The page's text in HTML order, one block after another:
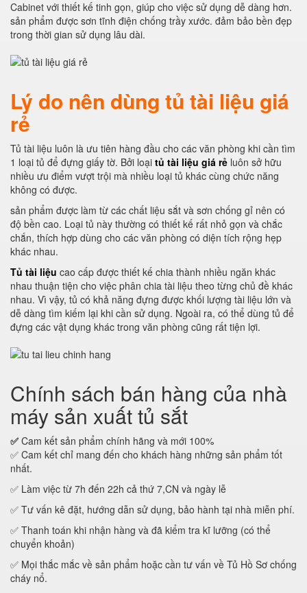
Cabinet với thiết kế tinh gọn, giúp cho việc sử dụng dễ dàng hơn.
sản phẩm được sơn tĩnh điện chống trầy xước. đảm bảo bền đẹp
trong thời gian sử dụng lâu dài.
Lý do nên dùng tủ tài liệu giá
rẻ
Tủ tài liệu luôn là ưu tiên hàng đầu cho các văn phòng khi cần tìm
1 loại tủ để đựng giấy tờ. Bởi loại tủ tài liệu giá rẻ luôn sở hữu
nhiều ưu điểm vượt trội mà nhiều loại tủ khác cùng chức năng
không có được.
sản phẩm được làm từ các chất liệu sắt và sơn chống gỉ nên có
độ bền cao. Loại tủ này thường có thiết kế rất nhỏ gọn và chắc
chắn, thích hợp dùng cho các văn phòng có diện tích rộng hẹp
khác nhau.
Tủ tài liệu cao cấp được thiết kế chia thành nhiều ngăn khác
nhau thuận tiện cho việc phân chia tài liệu theo từng chủ đề khác
nhau. Vì vậy, tủ có khả năng đựng được khối lượng tài liệu lớn và
dễ dàng tìm kiếm lại khi cần sử dụng. Ngoài ra, có thể dùng tủ để
đựng các vật dụng khác trong văn phòng cũng rất tiện lợi.
Chính sách bán hàng của nhà
máy sản xuất tủ sắt
✅ Cam kết sản phẩm chính hãng và mới 100%
✅ Cam kết chỉ mang đến cho khách hàng những sản phẩm tốt
nhất.
✅ Làm việc từ 7h đến 22h cả thứ 7,CN và ngày lễ
✅ Tư vấn kê đặt, hướng dẫn sử dụng, bảo hành tại nhà miễn phí.
✅ Thanh toán khi nhận hàng và đã kiểm tra kĩ lưỡng (có thể
chuyển khoản)
✅ Mọi thắc mắc về sản phẩm hoặc cần tư vấn về Tủ Hồ Sơ chống
cháy nổ.